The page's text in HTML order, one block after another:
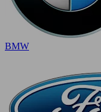
BMW